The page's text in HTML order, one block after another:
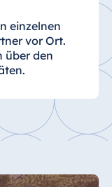
einzelnen
vor Ort.
über den